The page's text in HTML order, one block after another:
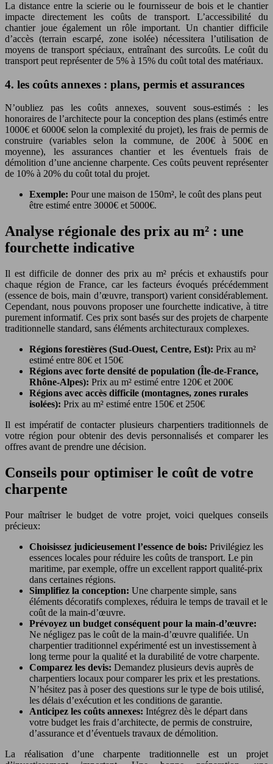
La distance entre la scierie ou le fournisseur de bois et le chantier
impacte directement les coûts de transport. L’accessibilité du
chantier joue également un rôle important. Un chantier difficile
d’accès (terrain escarpé, zone isolée) nécessitera l’utilisation de
moyens de transport spéciaux, entraînant des surcoûts. Le coût du
transport peut représenter de 5% à 15% du coût total des matériaux.
4. les coûts annexes : plans, permis et assurances
N’oubliez pas les coûts annexes, souvent sous-estimés : les
honoraires de l’architecte pour la conception des plans (estimés entre
1000€ et 6000€ selon la complexité du projet), les frais de permis de
construire (variables selon la commune, de 200€ à 500€ en
moyenne), les assurances chantier et les éventuels frais de
démolition d’une ancienne charpente. Ces coûts peuvent représenter
de 10% à 20% du coût total du projet.
Exemple: Pour une maison de 150m², le coût des plans peut
être estimé entre 3000€ et 5000€.
Analyse régionale des prix au m² : une
fourchette indicative
Il est difficile de donner des prix au m² précis et exhaustifs pour
chaque région de France, car les facteurs évoqués précédemment
(essence de bois, main d’œuvre, transport) varient considérablement.
Cependant, nous pouvons proposer une fourchette indicative, à titre
purement informatif. Ces prix sont basés sur des projets de charpente
traditionnelle standard, sans éléments architecturaux complexes.
Régions forestières (Sud-Ouest, Centre, Est): Prix au m²
estimé entre 80€ et 150€
Régions avec forte densité de population (Île-de-France,
Rhône-Alpes): Prix au m² estimé entre 120€ et 200€
Régions avec accès difficile (montagnes, zones rurales
isolées): Prix au m² estimé entre 150€ et 250€
Il est impératif de contacter plusieurs charpentiers traditionnels de
votre région pour obtenir des devis personnalisés et comparer les
offres avant de prendre une décision.
Conseils pour optimiser le coût de votre
charpente
Pour maîtriser le budget de votre projet, voici quelques conseils
précieux:
Choisissez judicieusement l’essence de bois: Privilégiez les
essences locales pour réduire les coûts de transport. Le pin
maritime, par exemple, offre un excellent rapport qualité-prix
dans certaines régions.
Simplifiez la conception: Une charpente simple, sans
éléments décoratifs complexes, réduira le temps de travail et le
coût de la main-d’œuvre.
Prévoyez un budget conséquent pour la main-d’œuvre:
Ne négligez pas le coût de la main-d’œuvre qualifiée. Un
charpentier traditionnel expérimenté est un investissement à
long terme pour la qualité et la durabilité de votre charpente.
Comparez les devis: Demandez plusieurs devis auprès de
charpentiers locaux pour comparer les prix et les prestations.
N’hésitez pas à poser des questions sur le type de bois utilisé,
les délais d’exécution et les conditions de garantie.
Anticipez les coûts annexes: Intégrez dès le départ dans
votre budget les frais d’architecte, de permis de construire,
d’assurance et d’éventuels travaux de démolition.
La réalisation d’une charpente traditionnelle est un projet